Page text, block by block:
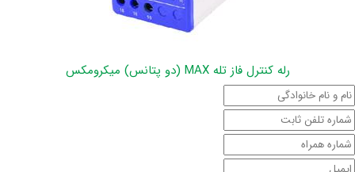
رله کنترل فاز تله MAX (دو پتانس) میکرومکس